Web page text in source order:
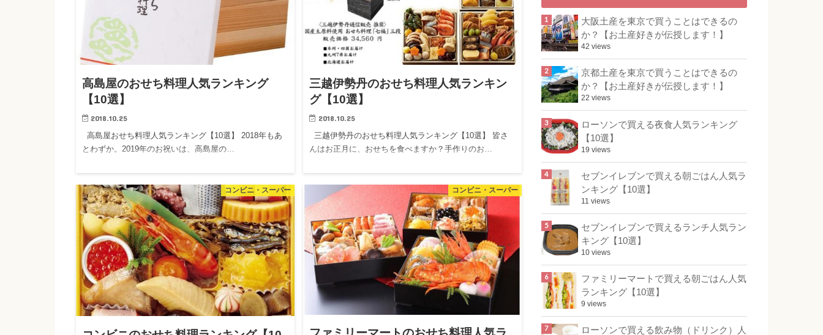
高島屋のおせち料理人気ランキング
【10選】
2018.10.25
高島屋おせち料理人気ランキング【10選】 2018年もあ
とわずか。2019年のお祝いは、高島屋の…
三越伊勢丹のおせち料理人気ランキン
グ【10選】
2018.10.25
三越伊勢丹のおせち料理人気ランキング【10選】 皆さ
んはお正月に、おせちを食べますか？手作りのお…
コンビニ・スーパー コンビニ・スーパー
大阪土産を東京で買うことはできるの
か？【お土産好きが伝授します！】
42 views
京都土産を東京で買うことはできるの
か？【お土産好きが伝授します！】
22 views
ローソンで買える夜食人気ランキング
【10選】
19 views
セブンイレブンで買える朝ごはん人気ラ
ンキング【10選】
11 views
セブンイレブンで買えるランチ人気ラン
キング【10選】
10 views
ファミリーマートで買える朝ごはん人気
ランキング【10選】
9 views
ローソンで買える飲み物（ドリンク）人